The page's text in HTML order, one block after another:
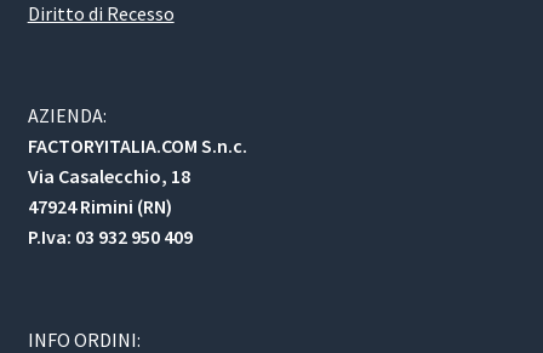
Diritto di Recesso
AZIENDA:
FACTORYITALIA.COM S.n.c.
Via Casalecchio, 18
47924 Rimini (RN)
P.Iva: 03 932 950 409
INFO ORDINI: